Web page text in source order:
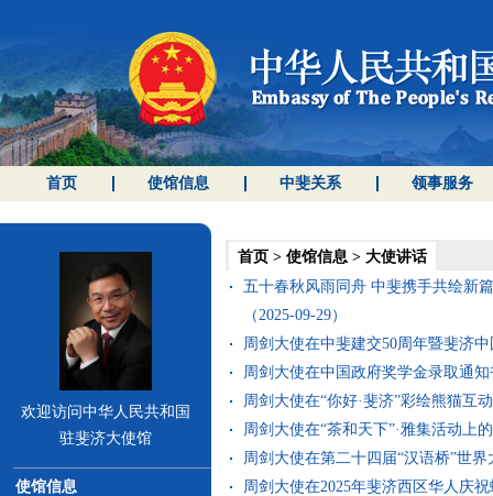
首页 使馆信息 中斐关系 领事服务
欢迎访问中华人民共和国
驻斐济大使馆
使馆信息
首页 > 使馆信息 > 大使讲话
五十春秋风雨同舟 中斐携手共绘新
（2025-09-29）
周剑大使在中斐建交50周年暨斐济
周剑大使在中国政府奖学金录取通
周剑大使在“你好·斐济”彩绘熊猫互
周剑大使在“茶和天下”·雅集活动上
周剑大使在第二十四届“汉语桥”世
周剑大使在2025年斐济西区华人庆